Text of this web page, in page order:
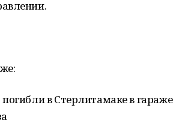
в Стерлитамаке в гараже